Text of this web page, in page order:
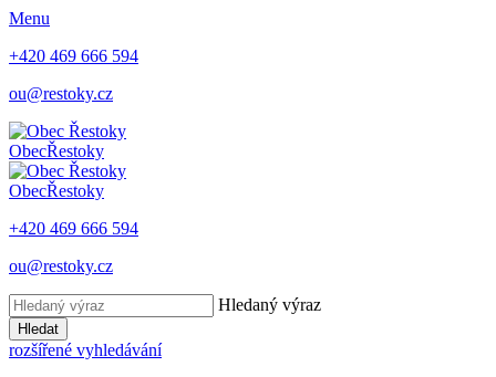
Menu
+420 469 666 594
ou@restoky.cz
ObecŘestoky
ObecŘestoky
+420 469 666 594
ou@restoky.cz
Hledaný výraz
Hledat
rozšířené vyhledávání